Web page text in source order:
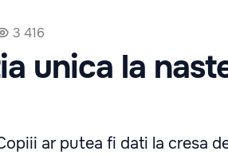
3 416
unica la
ar putea fi dati la cresa